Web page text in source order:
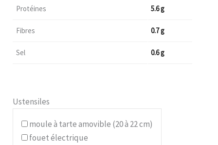
Protéines 5.6 g
Fibres 0.7 g
Sel 0.6 g
Ustensiles
moule à tarte amovible (20 à 22 cm)
fouet électrique